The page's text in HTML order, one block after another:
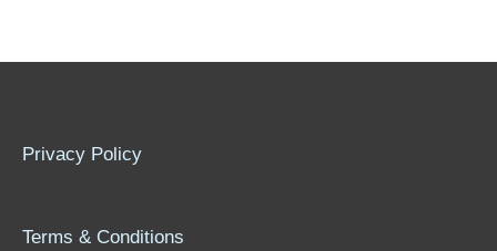
Privacy Policy
Terms & Conditions